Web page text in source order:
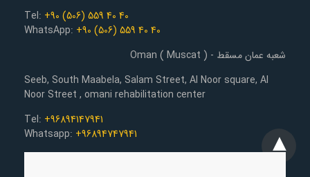
Tel: +90 (506) 559 40 40
WhatsApp: +90 (506) 559 40 40
شعبه عمان مسقط - Oman ( Muscat )
Seeb, South Maabela, Salam Street, Al Noor square, Al
Noor Street , omani rehabilitation center
Tel: +96894147941
Whatsapp: +96894747941